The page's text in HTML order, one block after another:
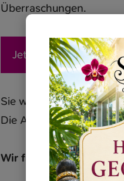
Überraschungen.
Jetzt online bestellen
Sie werden hierfür auf
Die Auslieferung erfolgt
Wir freuen uns auf
Hinweis